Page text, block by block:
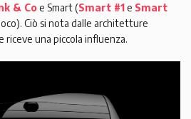
& Coe Smart (Smart #1e Smart
Ciò si nota dalle architetture
riceve una piccola influenza.